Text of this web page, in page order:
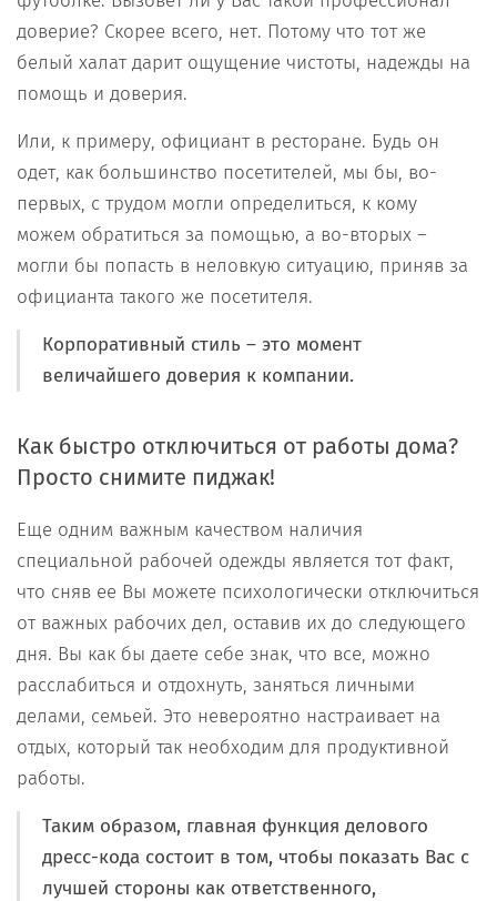
доверие? Скорее всего, нет. Потому что тот же
белый халат дарит ощущение чистоты, надежды на
помощь и доверия.
Или, к примеру, официант в ресторане. Будь он
одет, как большинство посетителей, мы бы, во-
первых, с трудом могли определиться, к кому
можем обратиться за помощью, а во-вторых –
могли бы попасть в неловкую ситуацию, приняв за
официанта такого же посетителя.
Корпоративный стиль – это момент
величайшего доверия к компании.
Как быстро отключиться от работы дома?
Просто снимите пиджак!
Еще одним важным качеством наличия
специальной рабочей одежды является тот факт,
что сняв ее Вы можете психологически отключиться
от важных рабочих дел, оставив их до следующего
дня. Вы как бы даете себе знак, что все, можно
расслабиться и отдохнуть, заняться личными
делами, семьей. Это невероятно настраивает на
отдых, который так необходим для продуктивной
работы.
Таким образом, главная функция делового
дресс-кода состоит в том, чтобы показать Вас с
лучшей стороны как ответственного,